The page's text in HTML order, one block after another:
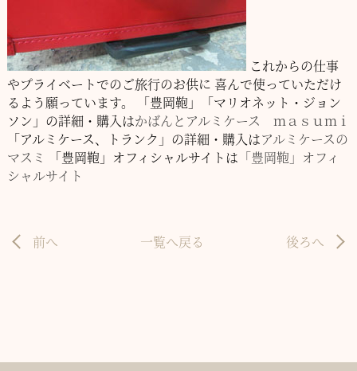
これからの仕事
やプライベートでのご旅行のお供に 喜んで使っていただけ
るよう願っています。
「豊岡鞄」「マリオネット・ジョン
ソン」の詳細・購入はかばんとアルミケース ｍａｓｕｍｉ
「アルミケース、トランク」の詳細・購入はアルミケースの
マスミ
「豊岡鞄」オフィシャルサイトは 「豊岡鞄」オフィ
シャルサイト
前へ 一覧へ戻る 後ろへ